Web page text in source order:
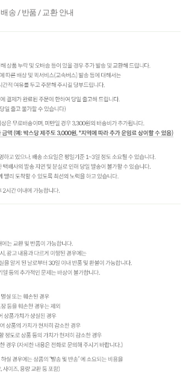
배송 / 반품 / 교환 안내